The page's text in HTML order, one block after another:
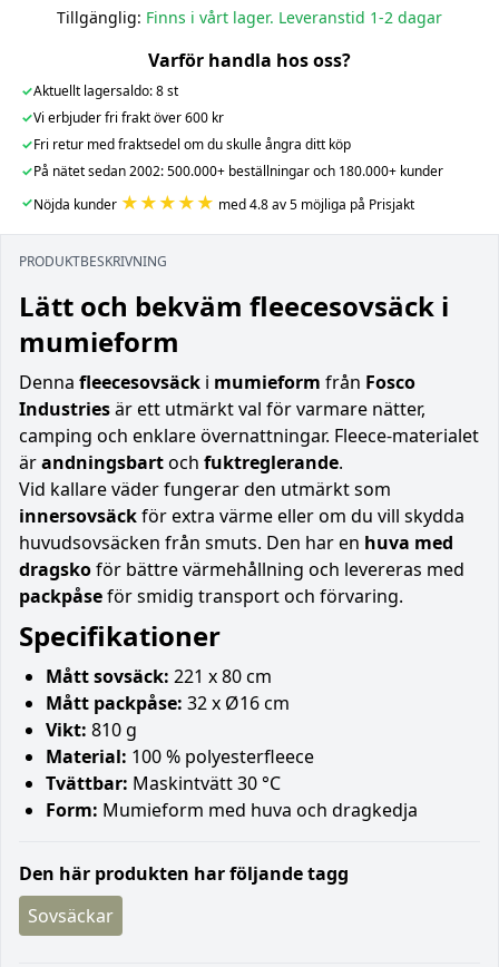
Tillgänglig: Finns i vårt lager. Leveranstid 1-2 dagar
Varför handla hos oss?
✓Aktuellt lagersaldo: 8 st
✓Vi erbjuder fri frakt över 600 kr
✓Fri retur med fraktsedel om du skulle ångra ditt köp
✓På nätet sedan 2002: 500.000+ beställningar och 180.000+ kunder
✓Nöjda kunder ★★★★★ med 4.8 av 5 möjliga på Prisjakt
PRODUKTBESKRIVNING
Lätt och bekväm fleecesovsäck i
mumieform
Denna fleecesovsäck i mumieform från Fosco
Industriesär ett utmärkt val för varmare nätter,
camping och enklare övernattningar. Fleece-materialet
ärandningsbartoch fuktreglerande.
Vid kallare väder fungerar den utmärkt som
innersovsäckför extra värme eller om du vill skydda
huvudsovsäcken från smuts. Den har en huva med
dragskoför bättre värmehållning och levereras med
packpåseför smidig transport och förvaring.
Specifikationer
Mått sovsäck: 221 x 80 cm
Mått packpåse: 32 x Ø16 cm
Vikt: 810 g
Material: 100 % polyesterfleece
Tvättbar: Maskintvätt 30 °C
Form: Mumieform med huva och dragkedja
Den här produkten har följande tagg
Sovsäckar